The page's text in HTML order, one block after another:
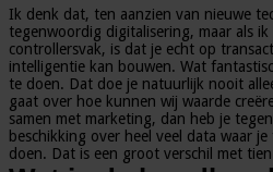
Ik denk dat, ten aanzien van nieuwe
tegenwoordig digitalisering, maar als
controllersvak, is dat je echt op
intelligentie kan bouwen. Wat
te doen. Dat doe je natuurlijk nooit
gaat over hoe kunnen wij waarde
samen met marketing, dan heb je
beschikking over heel veel data waar
doen. Dat is een groot verschil met